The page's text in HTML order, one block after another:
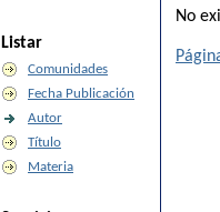
Listar
Comunidades
Fecha Publicación
Autor
Título
Materia
No